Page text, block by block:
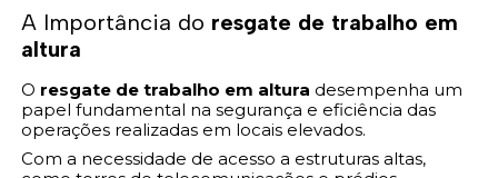
A Importância do resgate de trabalho em
altura
O resgate de trabalho em altura desempenha um
papel fundamental na segurança e eficiência das
operações realizadas em locais elevados.
Com a necessidade de acesso a estruturas altas,